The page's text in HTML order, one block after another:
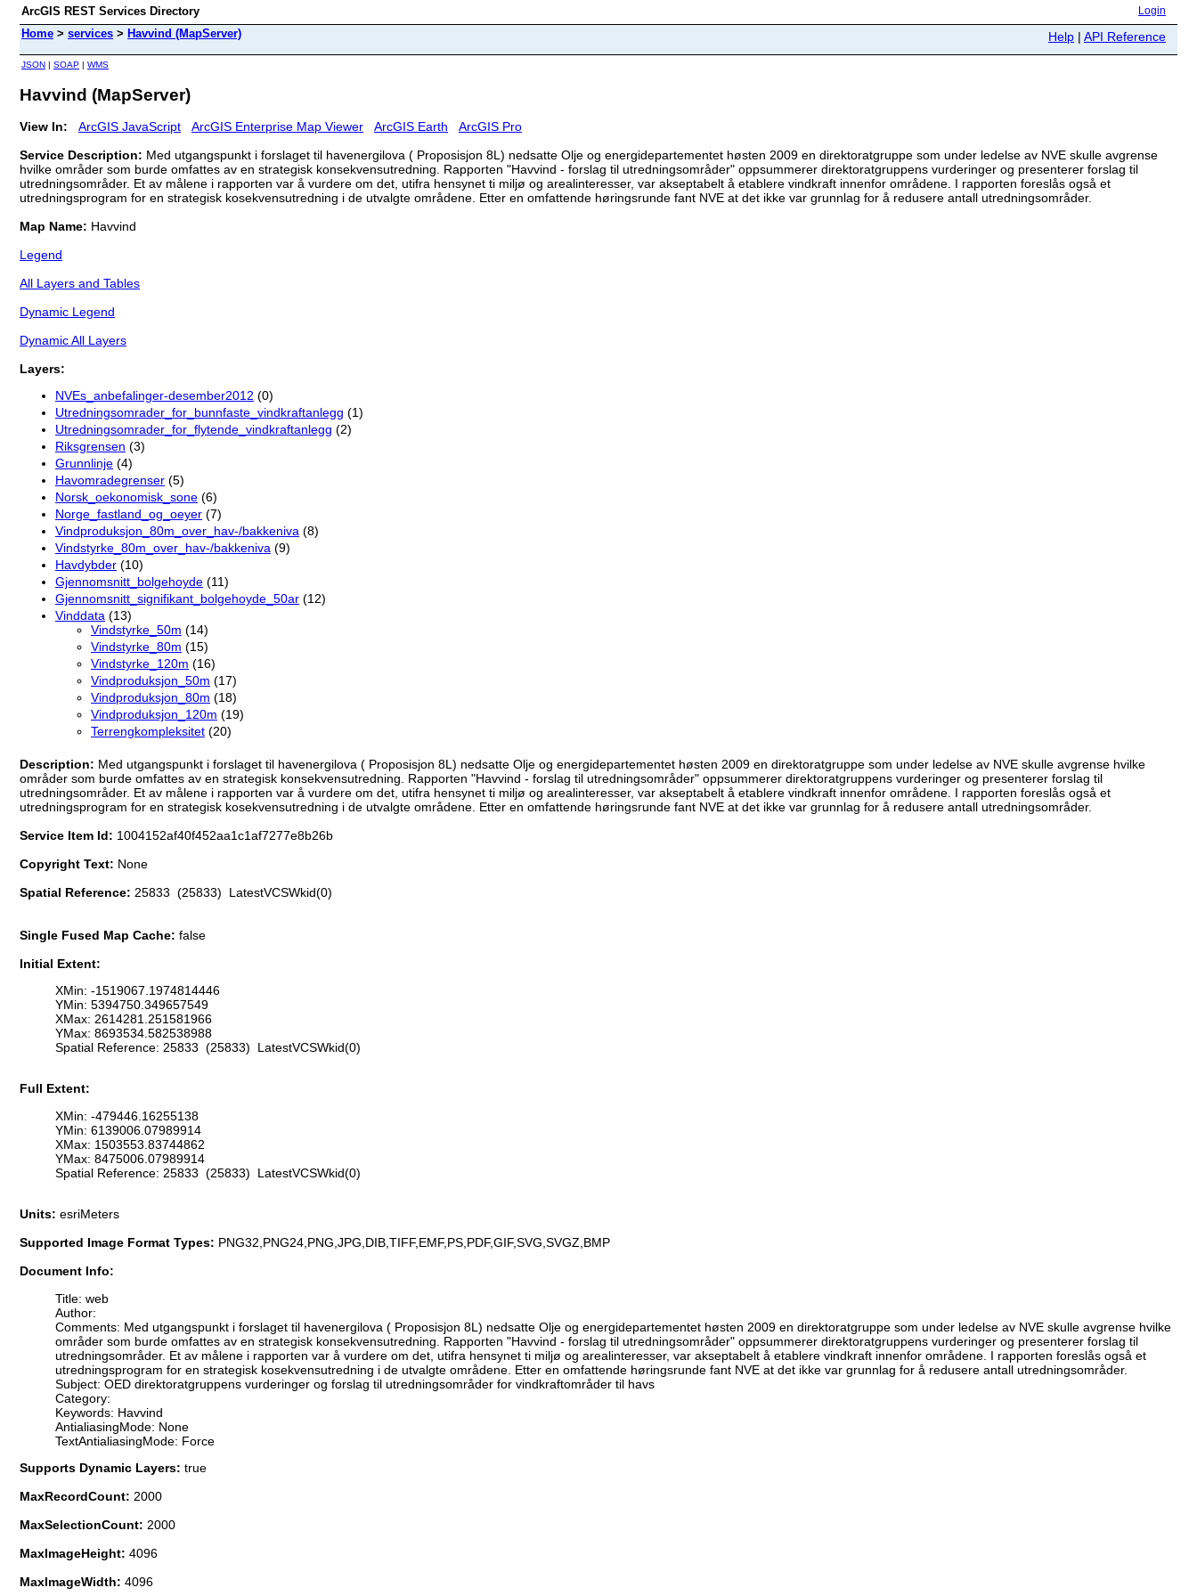
ArcGIS REST Services Directory Login
Home > services > Havvind (MapServer) Help | API Reference
JSON | SOAP | WMS
Havvind (MapServer)
View In: ArcGIS JavaScript ArcGIS Enterprise Map Viewer ArcGIS Earth
ArcGIS Pro
Service Description: Med utgangspunkt i forslaget til havenergilova ( Proposisjon 8L) nedsatte Olje og energidepartementet høsten 2009 en direktoratgruppe som under ledelse av NVE skulle avgrense
hvilke områder som burde omfattes av en strategisk konsekvensutredning. Rapporten "Havvind - forslag til utredningsområder" oppsummerer direktoratgruppens vurderinger og presenterer forslag til
utredningsområder. Et av målene i rapporten var å vurdere om det, utifra hensynet ti miljø og arealinteresser, var akseptabelt å etablere vindkraft innenfor områdene. I rapporten foreslås også et
utredningsprogram for en strategisk kosekvensutredning i de utvalgte områdene. Etter en omfattende høringsrunde fant NVE at det ikke var grunnlag for å redusere antall utredningsområder.
Map Name: Havvind
Legend
All Layers and Tables
Dynamic Legend
Dynamic All Layers
Layers:
NVEs_anbefalinger-desember2012 (0)
Utredningsomrader_for_bunnfaste_vindkraftanlegg (1)
Utredningsomrader_for_flytende_vindkraftanlegg (2)
Riksgrensen (3)
Grunnlinje (4)
Havomradegrenser (5)
Norsk_oekonomisk_sone (6)
Norge_fastland_og_oeyer (7)
Vindproduksjon_80m_over_hav-/bakkeniva (8)
Vindstyrke_80m_over_hav-/bakkeniva (9)
Havdybder (10)
Gjennomsnitt_bolgehoyde (11)
Gjennomsnitt_signifikant_bolgehoyde_50ar (12)
Vinddata (13)
Vindstyrke_50m (14)
Vindstyrke_80m (15)
Vindstyrke_120m (16)
Vindproduksjon_50m (17)
Vindproduksjon_80m (18)
Vindproduksjon_120m (19)
Terrengkompleksitet (20)
Description: Med utgangspunkt i forslaget til havenergilova ( Proposisjon 8L) nedsatte Olje og energidepartementet høsten 2009 en direktoratgruppe som under ledelse av NVE skulle avgrense hvilke
områder som burde omfattes av en strategisk konsekvensutredning. Rapporten "Havvind - forslag til utredningsområder" oppsummerer direktoratgruppens vurderinger og presenterer forslag til
utredningsområder. Et av målene i rapporten var å vurdere om det, utifra hensynet ti miljø og arealinteresser, var akseptabelt å etablere vindkraft innenfor områdene. I rapporten foreslås også et
utredningsprogram for en strategisk kosekvensutredning i de utvalgte områdene. Etter en omfattende høringsrunde fant NVE at det ikke var grunnlag for å redusere antall utredningsområder.
Service Item Id: 1004152af40f452aa1c1af7277e8b26b
Copyright Text: None
Spatial Reference: 25833 (25833) LatestVCSWkid(0)
Single Fused Map Cache: false
Initial Extent:
XMin: -1519067.1974814446
YMin: 5394750.349657549
XMax: 2614281.251581966
YMax: 8693534.582538988
Spatial Reference: 25833 (25833) LatestVCSWkid(0)
Full Extent:
XMin: -479446.16255138
YMin: 6139006.07989914
XMax: 1503553.83744862
YMax: 8475006.07989914
Spatial Reference: 25833 (25833) LatestVCSWkid(0)
Units: esriMeters
Supported Image Format Types: PNG32,PNG24,PNG,JPG,DIB,TIFF,EMF,PS,PDF,GIF,SVG,SVGZ,BMP
Document Info:
Title: web
Author:
Comments: Med utgangspunkt i forslaget til havenergilova ( Proposisjon 8L) nedsatte Olje og energidepartementet høsten 2009 en direktoratgruppe som under ledelse av NVE skulle avgrense hvilke
områder som burde omfattes av en strategisk konsekvensutredning. Rapporten "Havvind - forslag til utredningsområder" oppsummerer direktoratgruppens vurderinger og presenterer forslag til
utredningsområder. Et av målene i rapporten var å vurdere om det, utifra hensynet ti miljø og arealinteresser, var akseptabelt å etablere vindkraft innenfor områdene. I rapporten foreslås også et
utredningsprogram for en strategisk kosekvensutredning i de utvalgte områdene. Etter en omfattende høringsrunde fant NVE at det ikke var grunnlag for å redusere antall utredningsområder.
Subject: OED direktoratgruppens vurderinger og forslag til utredningsområder for vindkraftområder til havs
Category:
Keywords: Havvind
AntialiasingMode: None
TextAntialiasingMode: Force
Supports Dynamic Layers: true
MaxRecordCount: 2000
MaxSelectionCount: 2000
MaxImageHeight: 4096
MaxImageWidth: 4096